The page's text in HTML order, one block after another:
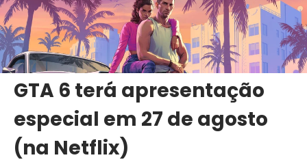
GTA 6 terá apresentação
especial em 27 de agosto
(na Netflix)